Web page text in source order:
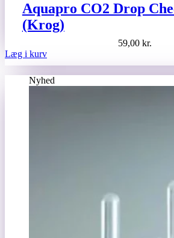
Aquapro CO2 Drop
(Krog)
59,00 kr.
Læg i kurv
Nyhed